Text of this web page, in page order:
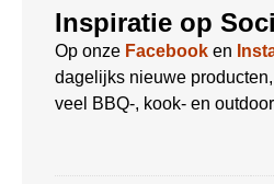
Inspiratie op
Op onze Facebook en
dagelijks nieuwe
veel BBQ-, kook- en